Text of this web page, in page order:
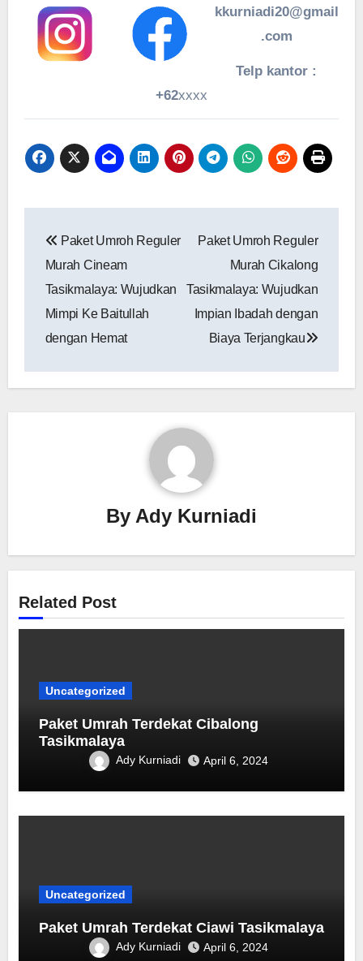
kkurniadi20@gmail
.com
Telp kantor :
+62xxxx
pos
Paket Umroh Reguler
Murah Cineam
Tasikmalaya: Wujudkan
Mimpi Ke Baitullah
dengan Hemat
Paket Umroh Reguler
Murah Cikalong
Tasikmalaya: Wujudkan
Impian Ibadah dengan
Biaya Terjangkau
By Ady Kurniadi
Related Post
Uncategorized
Paket Umrah Terdekat ‎Cibalong
Tasikmalaya
Ady Kurniadi April 6, 2024
Uncategorized
Paket Umrah Terdekat Ciawi Tasikmalaya
Ady Kurniadi April 6, 2024